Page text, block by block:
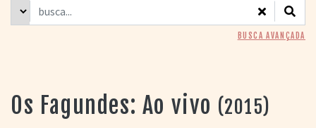
> GRADE SEMANAL
> PREÇOS E
CINEMA GAÚCHO
BUSCA AVANÇADA
Os Fagundes: Ao vivo (2015)